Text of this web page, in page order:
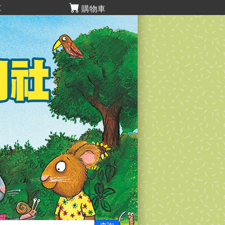
購物車